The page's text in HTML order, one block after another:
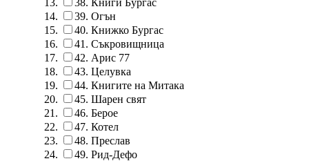
39. Огън
40. Книжко Бургас
41. Съкровищница
42. Арис 77
43. Целувка
44. Книгите на Митака
45. Шарен свят
46. Берое
47. Котел
48. Преслав
49. Рид-Дефо